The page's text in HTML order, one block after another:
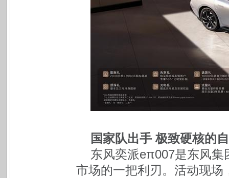
国家队出手 极致硬核的
东风奕派eπ007是东风
市场的一把利刃。活动现